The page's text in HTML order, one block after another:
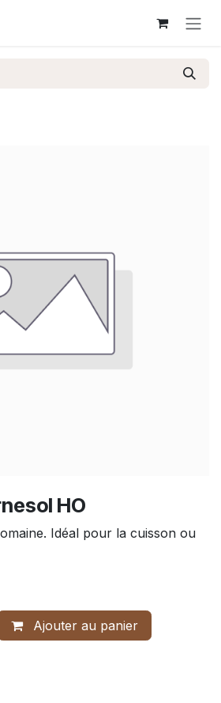
HO
Idéal pour la cuisson ou
Ajouter au panier